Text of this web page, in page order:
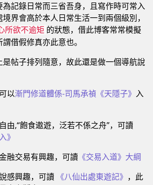
記錄日常而三省吾身，且寫作時可常入
界會高於本人日常生活一到兩個級別，
所欲不逾矩 的狀態，借此博客常常模擬
借假修真亦此意也。
是帖子排列隨意，故此還是做一個導航說
以漸門修道體係-司馬承禎《天隱子》 入
由,“飽食遨遊，泛若不係之舟”，可讀
》
融交易有興趣，可讀 《交易入道》大綱
感興趣，可讀 《八仙出處東遊記》 ，此